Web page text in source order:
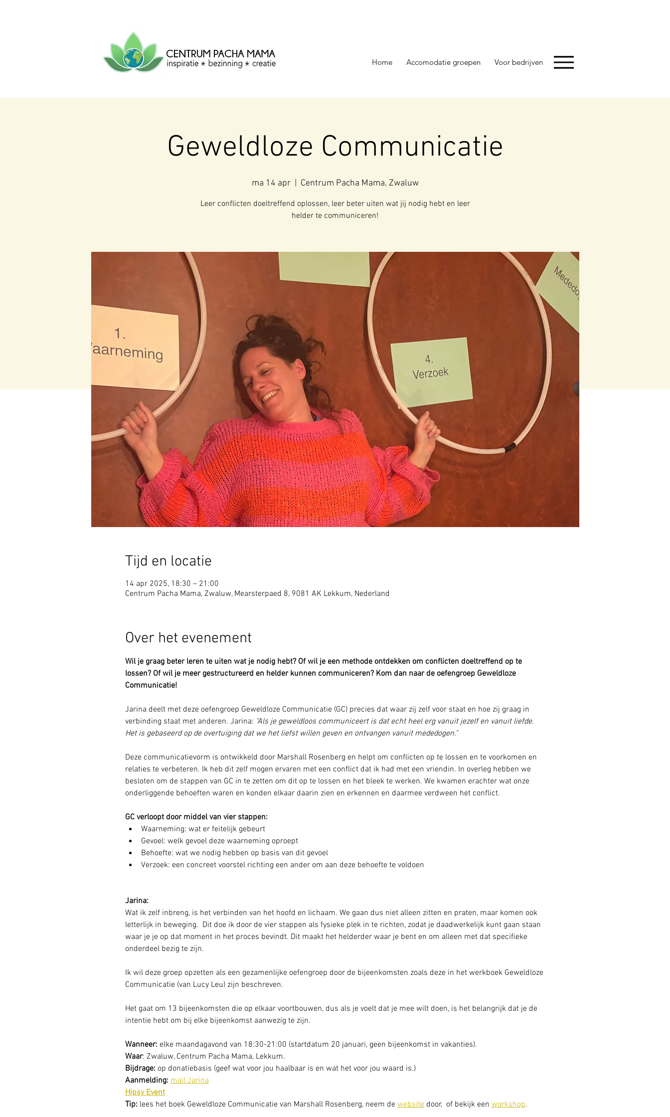
CENTRUM
PACHA
MAMA Centrum voor inspiratie, bezinning &
creatie.
Home Accomodatie groepen Voor bedrijven
Geweldloze Communicatie
ma 14 apr
  |
Centrum Pacha Mama, Zwaluw
Leer conflicten doeltreffend oplossen, leer beter uiten wat jij nodig hebt en leer
helder te communiceren!
Tijd en locatie
14 apr 2025, 18:30 – 21:00
Centrum Pacha Mama, Zwaluw, Mearsterpaed 8, 9081 AK Lekkum, Nederland
Over het evenement
Wil je graag beter leren te uiten wat je nodig hebt? Of wil je een methode ontdekken om conflicten doeltreffend op te
lossen? Of wil je meer gestructureerd en helder kunnen communiceren? Kom dan naar de oefengroep Geweldloze
Communicatie!
Jarina deelt met deze oefengroep Geweldloze Communicatie (GC) precies dat waar zij zelf voor staat en hoe zij graag in
verbinding staat met anderen. Jarina: "Als je geweldloos communiceert is dat echt heel erg vanuit jezelf en vanuit liefde.
Het is gebaseerd op de overtuiging dat we het liefst willen geven en ontvangen vanuit mededogen."
Deze communicatievorm is ontwikkeld door Marshall Rosenberg en helpt om conflicten op te lossen en te voorkomen en
relaties te verbeteren. Ik heb dit zelf mogen ervaren met een conflict dat ik had met een vriendin. In overleg hebben we
besloten om de stappen van GC in te zetten om dit op te lossen en het bleek te werken. We kwamen erachter wat onze
onderliggende behoeften waren en konden elkaar daarin zien en erkennen en daarmee verdween het conflict.
GC verloopt door middel van vier stappen:
Waarneming: wat er feitelijk gebeurt
Gevoel: welk gevoel deze waarneming oproept
Behoefte: wat we nodig hebben op basis van dit gevoel
Verzoek: een concreet voorstel richting een ander om aan deze behoefte te voldoen
Jarina:
Wat ik zelf inbreng, is het verbinden van het hoofd en lichaam. We gaan dus niet alleen zitten en praten, maar komen ook
letterlijk in beweging.  Dit doe ik door de vier stappen als fysieke plek in te richten, zodat je daadwerkelijk kunt gaan staan
waar je je op dat moment in het proces bevindt. Dit maakt het helderder waar je bent en om alleen met dat specifieke
onderdeel bezig te zijn.
Ik wil deze groep opzetten als een gezamenlijke oefengroep door de bijeenkomsten zoals deze in het werkboek Geweldloze
Communicatie (van Lucy Leu) zijn beschreven.
Het gaat om 13 bijeenkomsten die op elkaar voortbouwen, dus als je voelt dat je mee wilt doen, is het belangrijk dat je de
intentie hebt om bij elke bijeenkomst aanwezig te zijn.
Wanneer: elke maandagavond van 18:30-21:00 (startdatum 20 januari, geen bijeenkomst in vakanties).
Waar: Zwaluw, Centrum Pacha Mama, Lekkum.
Bijdrage: op donatiebasis (geef wat voor jou haalbaar is en wat het voor jou waard is.)
Aanmelding: mail Jarina
Hipsy Event
Tip: lees het boek Geweldloze Communicatie van Marshall Rosenberg, neem de website door,  of bekijk een workshop.